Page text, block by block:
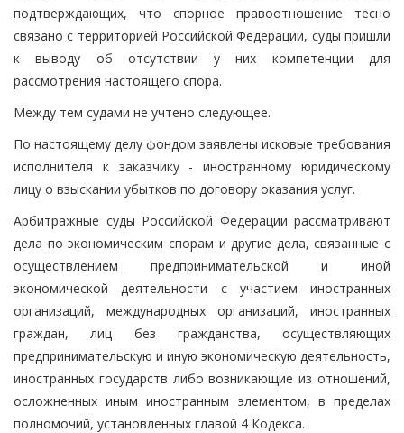
подтверждающих, что спорное правоотношение тесно
связано с территорией Российской Федерации, суды пришли
к выводу об отсутствии у них компетенции для
рассмотрения настоящего спора.
Между тем судами не учтено следующее.
По настоящему делу фондом заявлены исковые требования
исполнителя к заказчику - иностранному юридическому
лицу о взыскании убытков по договору оказания услуг.
Арбитражные суды Российской Федерации рассматривают
дела по экономическим спорам и другие дела, связанные с
осуществлением предпринимательской и иной
экономической деятельности с участием иностранных
организаций, международных организаций, иностранных
граждан, лиц без гражданства, осуществляющих
предпринимательскую и иную экономическую деятельность,
иностранных государств либо возникающие из отношений,
осложненных иным иностранным элементом, в пределах
полномочий, установленных главой 4 Кодекса.